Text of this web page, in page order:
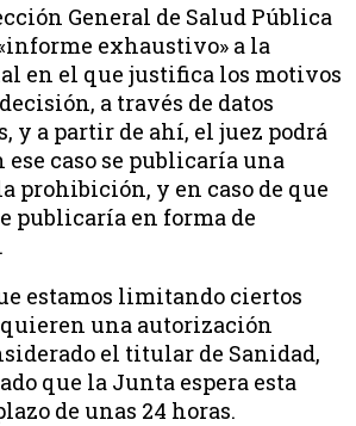
General de Salud Pública
exhaustivo» a la
en el que justifica los motivos
a través de datos
y a partir de ahí, el juez podrá
caso se publicaría una
prohibición, y en caso de que
publicaría en forma de
estamos limitando ciertos
una autorización
el titular de Sanidad,
que la Junta espera esta
de unas 24 horas.